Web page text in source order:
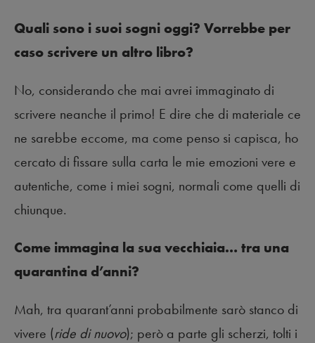
Quali sono i suoi sogni oggi? Vorrebbe per
caso scrivere un altro libro?
No, considerando che mai avrei immaginato di
scrivere neanche il primo! E dire che di materiale ce
ne sarebbe eccome, ma come penso si capisca, ho
cercato di fissare sulla carta le mie emozioni vere e
autentiche, come i miei sogni, normali come quelli di
chiunque.
Come immagina la sua vecchiaia… tra una
quarantina d’anni?
Mah, tra quarant’anni probabilmente sarò stanco di
vivere (ride di nuovo); però a parte gli scherzi, tolti i